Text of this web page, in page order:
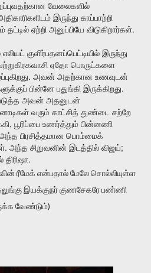
வேலைகளில்
இருந்து காப்பாற்றி
தட்டில் ஏற்றி அனுப்பியே விடுகிறார்கள்.
எலியட் குளிர்பதனப்பெட்டியில் இருந்து
ஏதோ பொருட்களை
. அவன் அதற்கான உணவுடன்
பின்னே பதுங்கி இருக்கிறது.
அவன் அதனுடன்
வரும் காட்சித் துண்டை
சற்றே
, பூரிப்பை உணர்த்தும் பின்னணி
அந்த பிரசித்தமான பொம்மைக்
. அந்த சிறுவனின் இடத்தில் விஜய்;
திரிஷா.
இயக்குநர் குணசேகரே பண்ணி
வேண்டும்)